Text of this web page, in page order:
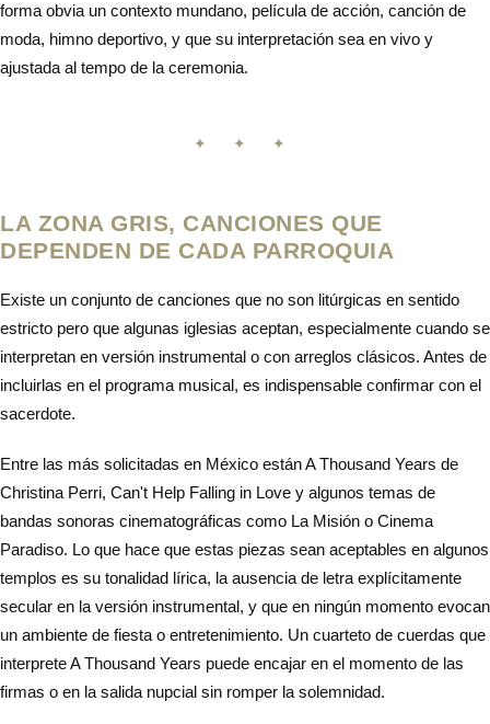
forma obvia un contexto mundano, película de acción, canción de
moda, himno deportivo, y que su interpretación sea en vivo y
ajustada al tempo de la ceremonia.
✦ ✦ ✦
LA ZONA GRIS, CANCIONES QUE
DEPENDEN DE CADA PARROQUIA
Existe un conjunto de canciones que no son litúrgicas en sentido
estricto pero que algunas iglesias aceptan, especialmente cuando se
interpretan en versión instrumental o con arreglos clásicos. Antes de
incluirlas en el programa musical, es indispensable confirmar con el
sacerdote.
Entre las más solicitadas en México están A Thousand Years de
Christina Perri, Can't Help Falling in Love y algunos temas de
bandas sonoras cinematográficas como La Misión o Cinema
Paradiso. Lo que hace que estas piezas sean aceptables en algunos
templos es su tonalidad lírica, la ausencia de letra explícitamente
secular en la versión instrumental, y que en ningún momento evocan
un ambiente de fiesta o entretenimiento. Un cuarteto de cuerdas que
interprete A Thousand Years puede encajar en el momento de las
firmas o en la salida nupcial sin romper la solemnidad.